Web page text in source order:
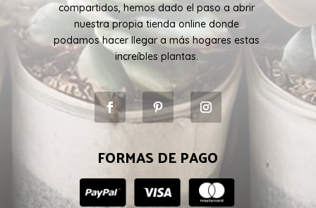
compartidos, hemos dado el paso a abrir
nuestra propia tienda online donde
podamos hacer llegar a más hogares estas
increíbles plantas.
FORMAS DE PAGO